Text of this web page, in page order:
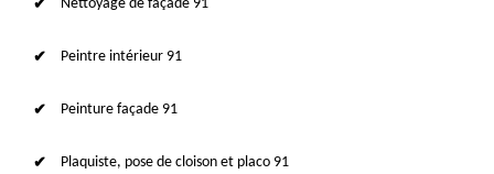
Nettoyage de façade 91
Peintre intérieur 91
Peinture façade 91
Plaquiste, pose de cloison et placo 91